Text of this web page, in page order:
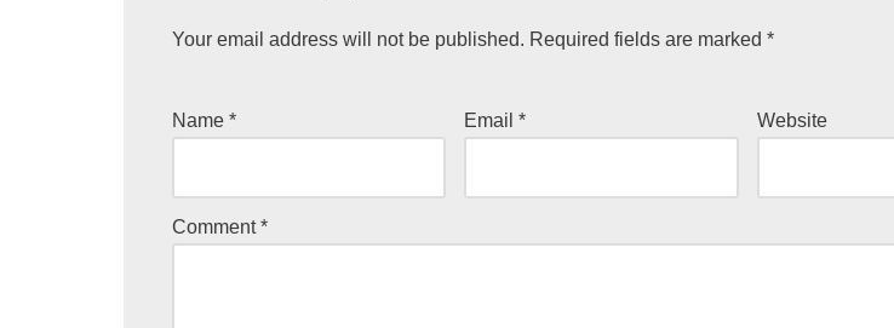
Your email address will not be published. Required fields are marked *
Name * Email* Website
Comment*